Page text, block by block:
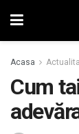
Acasa
Cum